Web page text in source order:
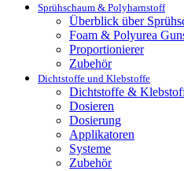
Sprühschaum & Polyharnstoff
Überblick über
Foam & Polyurea
Proportionierer
Zubehör
Dichtstoffe und Klebstoffe
Dichtstoffe &
Dosieren
Dosierung
Applikatoren
Systeme
Zubehör